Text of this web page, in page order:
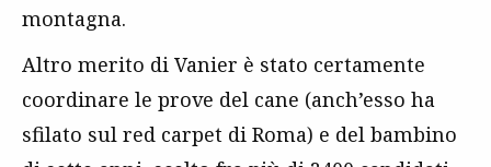
montagna.
Altro merito di Vanier è stato certamente
coordinare le prove del cane (anch’esso ha
sfilato sul red carpet di Roma) e del bambino